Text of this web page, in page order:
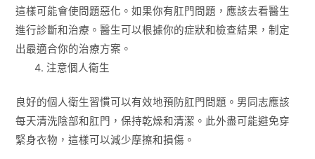
這樣可能會使問題惡化。如果你有肛門問題，應該去看醫生
進行診斷和治療。醫生可以根據你的症狀和檢查結果，制定
出最適合你的治療方案。
注意個人衛生
良好的個人衛生習慣可以有效地預防肛門問題。男同志應該
每天清洗陰部和肛門，保持乾燥和清潔。此外盡可能避免穿
緊身衣物，這樣可以減少摩擦和損傷。